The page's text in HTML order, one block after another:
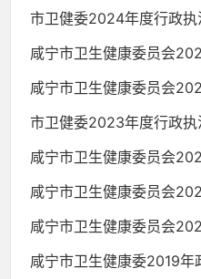
市卫健委2024年度行政执
咸宁市卫生健康委员会
咸宁市卫生健康委员会
市卫健委2023年度行政执
咸宁市卫生健康委员会
咸宁市卫生健康委员会
咸宁市卫生健康委员会
咸宁市卫生健康委2019年